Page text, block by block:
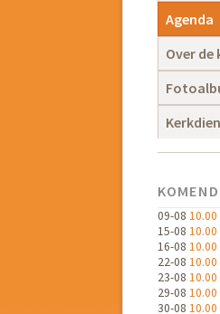
Agenda
Over de
09-08
15-08
16-08
22-08
23-08
29-08
30-08